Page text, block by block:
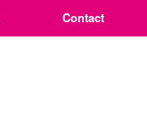
Contact